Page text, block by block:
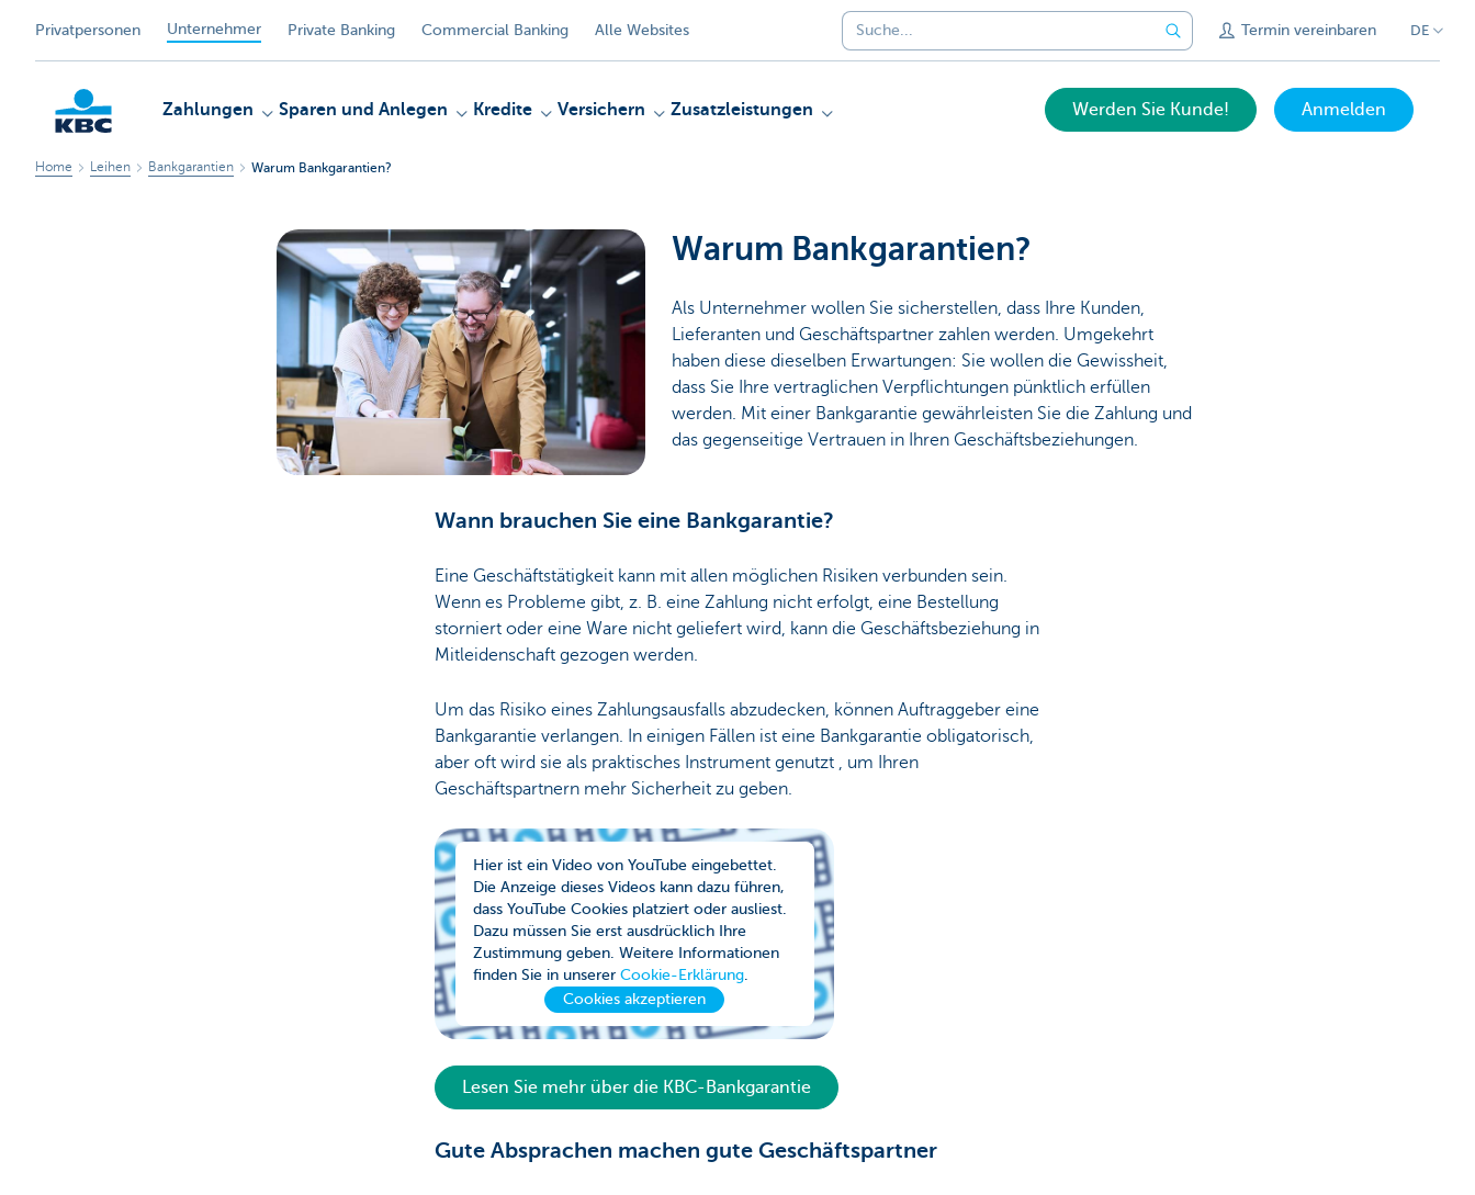
Privatpersonen Unternehmer Private Banking Commercial Banking Alle Websites Termin vereinbaren DE
Zahlungen Sparen und Anlegen Kredite Versichern Zusatzleistungen Werden Sie Kunde! Anmelden
Home Leihen Bankgarantien Warum Bankgarantien?
Warum Bankgarantien?
Als Unternehmer wollen Sie sicherstellen, dass Ihre Kunden,
Lieferanten und Geschäftspartner zahlen werden. Umgekehrt
haben diese dieselben Erwartungen: Sie wollen die Gewissheit,
dass Sie Ihre vertraglichen Verpflichtungen pünktlich erfüllen
werden. Mit einer Bankgarantie gewährleisten Sie die Zahlung und
das gegenseitige Vertrauen in Ihren Geschäftsbeziehungen.
Wann brauchen Sie eine Bankgarantie?
Eine Geschäftstätigkeit kann mit allen möglichen Risiken verbunden sein.
Wenn es Probleme gibt, z. B. eine Zahlung nicht erfolgt, eine Bestellung
storniert oder eine Ware nicht geliefert wird, kann die Geschäftsbeziehung in
Mitleidenschaft gezogen werden.
Um das Risiko eines Zahlungsausfalls abzudecken, können Auftraggeber eine
Bankgarantie verlangen. In einigen Fällen ist eine Bankgarantie obligatorisch,
aber oft wird sie als praktisches Instrument genutzt , um Ihren
Geschäftspartnern mehr Sicherheit zu geben.
Hier ist ein Video von YouTube eingebettet.
Die Anzeige dieses Videos kann dazu führen,
dass YouTube Cookies platziert oder ausliest.
Dazu müssen Sie erst ausdrücklich Ihre
Zustimmung geben. Weitere Informationen
finden Sie in unserer Cookie-Erklärung.
Cookies akzeptieren
Lesen Sie mehr über die KBC-Bankgarantie
Gute Absprachen machen gute Geschäftspartner